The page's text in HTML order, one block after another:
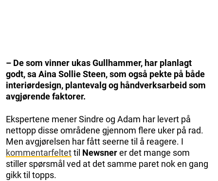
– De som vinner ukas Gullhammer, har planlagt
godt, sa Aina Sollie Steen, som også pekte på både
interiørdesign, plantevalg og håndverksarbeid som
avgjørende faktorer.
Ekspertene mener Sindre og Adam har levert på
nettopp disse områdene gjennom flere uker på rad.
Men avgjørelsen har fått seerne til å reagere. I
kommentarfeltettil Newsnerer det mange som
stiller spørsmål ved at det samme paret nok en gang
gikk til topps.